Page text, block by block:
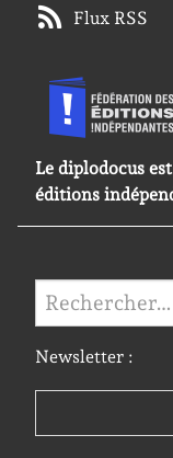
Flux RSS
Le diplodocus
éditions
Rechercher :
Newsletter :